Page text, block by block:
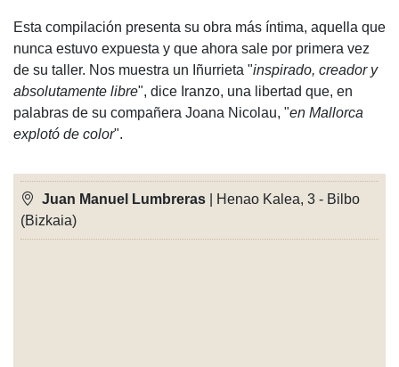
Esta compilación presenta su obra más íntima, aquella que
nunca estuvo expuesta y que ahora sale por primera vez
de su taller. Nos muestra un Iñurrieta "inspirado, creador y
absolutamente libre", dice Iranzo, una libertad que, en
palabras de su compañera Joana Nicolau, "en Mallorca
explotó de color".
Juan Manuel Lumbreras | Henao Kalea, 3 - Bilbo
(Bizkaia)